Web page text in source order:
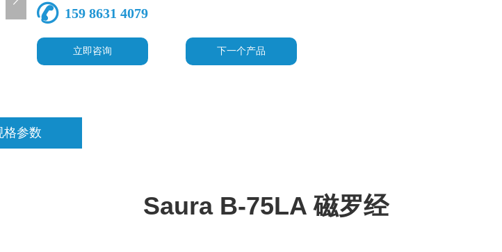
159 8631 4079
立即咨询 下一个产品
格参数
Saura B-75LA 磁罗经